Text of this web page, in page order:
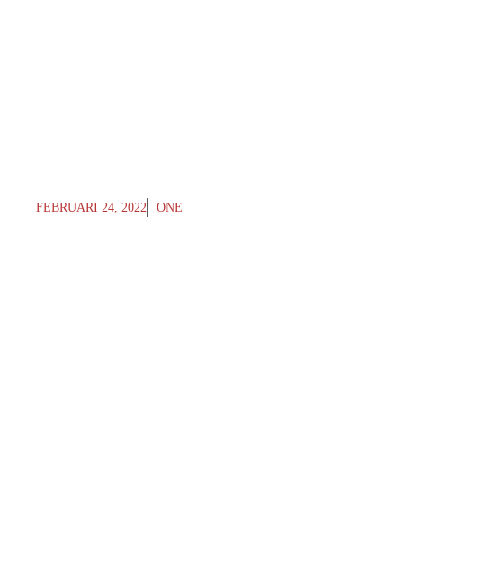
FEBRUARI 24, 2022 ONE